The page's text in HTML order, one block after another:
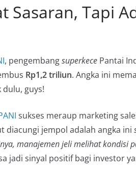
Sasaran, Tapi
, pengembangsuperkece Pantai
Rp1,2 triliun. Angka ini
dulu, guys!
sukses meraup marketing
diacungi jempol adalah angka ini
manajemen jeli melihat kondisi
jadi sinyal positif bagi investor